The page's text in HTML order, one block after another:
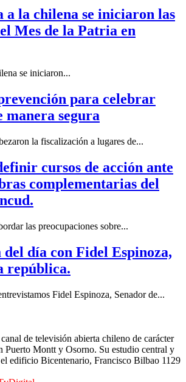
a la chilena se iniciaron las
Mes de la Patria en
se iniciaron...
para celebrar
manera segura
la fiscalización a lugares de...
cursos de acción ante
complementarias del
las preocupaciones sobre...
día con Fidel Espinoza,
república.
Fidel Espinoza, Senador de...
de televisión abierta chileno de carácter
Puerto Montt y Osorno. Su estudio central y
edificio Bicentenario, Francisco Bilbao 1129